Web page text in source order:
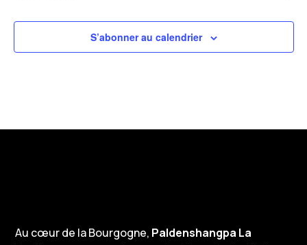
S’abonner au calendrier
Au cœur de la Bourgogne, Paldenshangpa La